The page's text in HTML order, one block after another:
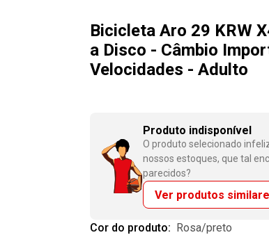
Bicicleta Aro 29 KRW
a Disco - Câmbio
Velocidades - Adulto
Produto indisponível
O produto selecionado
nossos estoques, que tal
parecidos?
Ver produtos
Cor do produto: rosa/preto